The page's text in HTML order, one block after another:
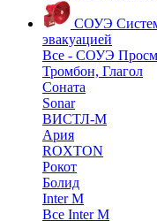
СОУЭ
эвакуацией
Все - СОУЭ
Тромбон, Глагол
Соната
Sonar
ВИСТЛ-М
Ария
ROXTON
Рокот
Болид
Inter M
Все Inter M